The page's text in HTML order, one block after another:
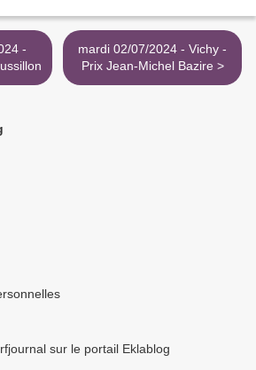
mardi 02/07/2024 - Vichy -
Prix Jean-Michel Bazire >
sur le portail Eklablog